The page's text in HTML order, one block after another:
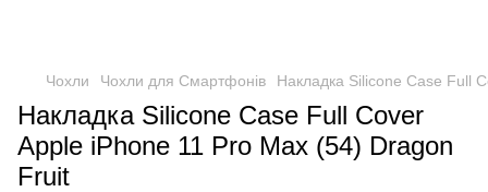
Чохли Чохли для Смартфонів Накладка Silicone Case Full
Накладка Silicone Case Full Cover
Apple iPhone 11 Pro Max (54) Dragon
Fruit